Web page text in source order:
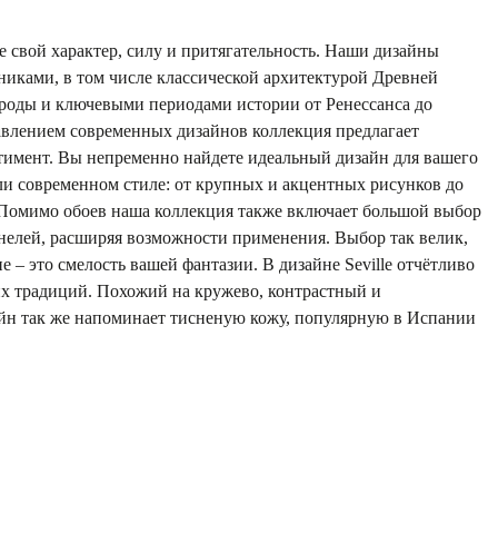
характер, силу и притягательность. Наши дизайны
в том числе классической архитектурой Древней
и ключевыми периодами истории от Ренессанса до
современных дизайнов коллекция предлагает
Вы непременно найдете идеальный дизайн для вашего
современном стиле: от крупных и акцентных рисунков до
обоев наша коллекция также включает большой выбор
расширяя возможности применения. Выбор так велик,
– это смелость вашей фантазии. В дизайне Seville отчётливо
традиций. Похожий на кружево, контрастный и
так же напоминает тисненую кожу, популярную в Испании